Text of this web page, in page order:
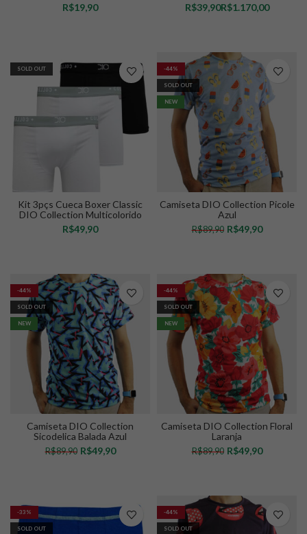
R$
R$
R$
SOLD OUT
Kit 3pçs Cueca Boxer Classic
DIO Collection Multicolorido
R$
-44%
SOLD OUT
NEW
Camiseta DIO Collection Picole
Azul
R$89,90 R$49,90
-44%
SOLD OUT
NEW
Camiseta DIO Collection
Sicodelica Balada Azul
R$89,90 R$49,90
-44%
SOLD OUT
NEW
Camiseta DIO Collection Floral
Laranja
R$89,90 R$49,90
-33%
SOLD OUT
-44%
SOLD OUT